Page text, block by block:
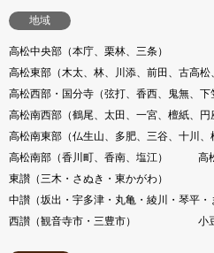
地域
高松中央部（本庁、栗林、三条）
高松東部（木太、林、川添、前田、古高松
高松西部・国分寺（弦打、香西、鬼無、下
高松南西部（鶴尾、太田、一宮、檀紙、円
高松南東部（仏生山、多肥、三谷、十川、
高松南部（香川町、香南、塩江）
高
東讃（三木・さぬき・東かがわ）
中讃（坂出・宇多津・丸亀・綾川・琴平・
西讃（観音寺市・三豊市）
小